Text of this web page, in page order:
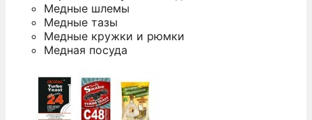
Медные шлемы
Медные тазы
Медные кружки и рюмки
Медная посуда